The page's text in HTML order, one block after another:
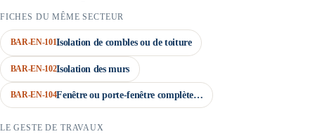
FICHES DU MÊME SECTEUR
BAR-EN-101Isolation de combles ou de toiture
BAR-EN-102Isolation des murs
BAR-EN-104Fenêtre ou porte-fenêtre complète…
LE GESTE DE TRAVAUX